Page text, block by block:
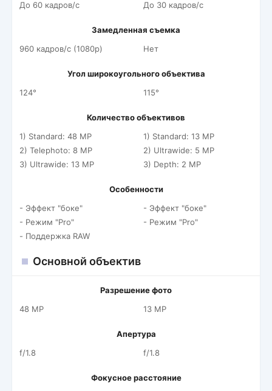
До 60 кадров/c
До 30 кадров/c
Замедленная съемка
960 кадров/c (1080p)
Нет
Угол широкоугольного объектива
124°
115°
Количество объективов
1) Standard: 48 MP
2) Telephoto: 8 MP
3) Ultrawide: 13 MP
1) Standard: 13 MP
2) Ultrawide: 5 MP
3) Depth: 2 MP
Особенности
- Эффект "боке"
- Режим "Pro"
- Поддержка RAW
- Эффект "боке"
- Режим "Pro"
Основной объектив
Разрешение фото
48 MP
13 MP
Апертура
f/1.8
f/1.8
Фокусное расстояние